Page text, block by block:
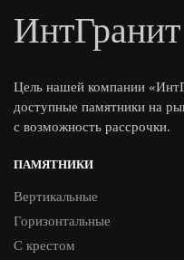
ИнтГранит
Цель нашей компании
доступные памятники на
с возможность рассрочки.
ПАМЯТНИКИ
Вертикальные
Горизонтальные
С крестом